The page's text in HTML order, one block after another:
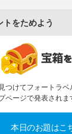
トをためよう
つけてフォートラ
ページで発表されま
本日のお題はこ